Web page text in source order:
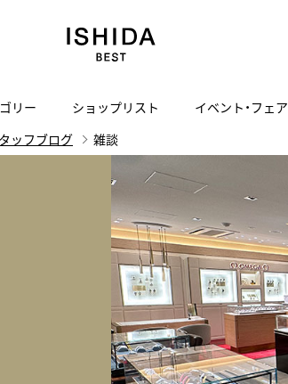
K L
amazfit
アマズフィット
ARMINSTROM
アーミンシュトローム
下取り・委託サービスについて
検索
ヴィンテージブランド一覧はこちら
リー ショップリスト
Luxury Time Lounge
IWC 表参道ブティック
イベント・フェア
ッフブログ 雑談